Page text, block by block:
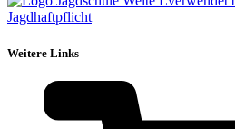
Weitere Links